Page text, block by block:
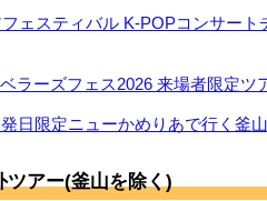
ェスティバル K-POPコンサート
ラーズフェス2026 来場者限定ツ
日限定ニューかめりあで行く釜
ツアー(釜山を除く)